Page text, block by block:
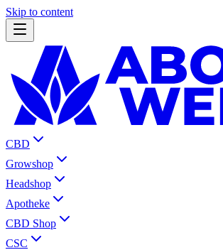
Skip to content
CBD
Growshop
Headshop
Apotheke
CBD Shop
CSC